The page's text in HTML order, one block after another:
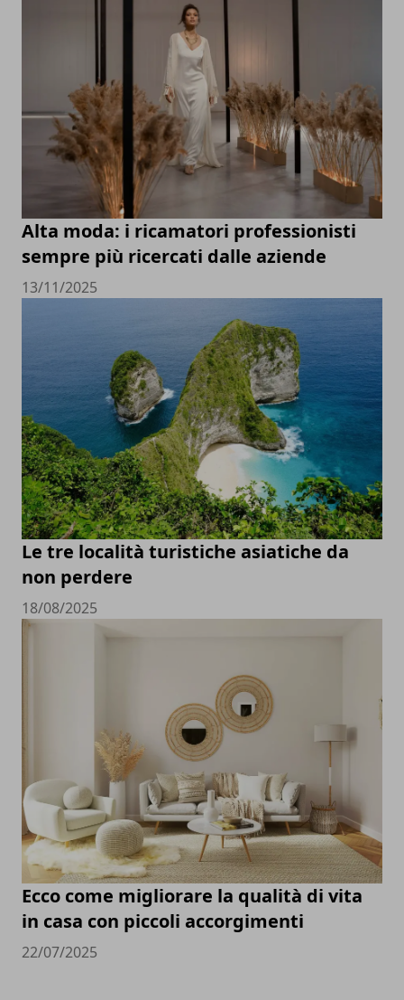
Alta moda: i ricamatori professionisti
sempre più ricercati dalle aziende
13/11/2025
Le tre località turistiche asiatiche da
non perdere
18/08/2025
Ecco come migliorare la qualità di vita
in casa con piccoli accorgimenti
22/07/2025